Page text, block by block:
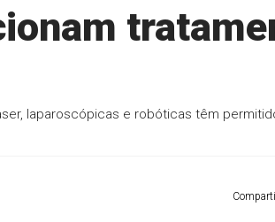
laparoscópicas e robóticas têm